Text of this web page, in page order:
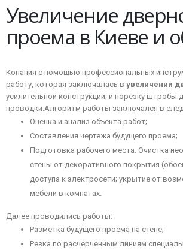
Увеличение
проема в Киеве и
Копания с помощью профессиональных
работу, которая заключалась в увеличении
усилительной конструкции, и порезку штробы
проводки. Алгоритм работы заключался в
Оценка и анализ объекта работ;
Составления чертежа будущего проема;
Подготовка рабочего места. Очистка
стены от декоративного покрытия
доступа к электросети; укрытие от
мебели в комнатах.
Далее проводились работы:
Разметка будущего проема на стене;
Резка по расчерченным линиям